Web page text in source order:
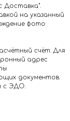
Доставка".
на указанный
фото
счёт. Для
адрес
документов.
с ЭДО.